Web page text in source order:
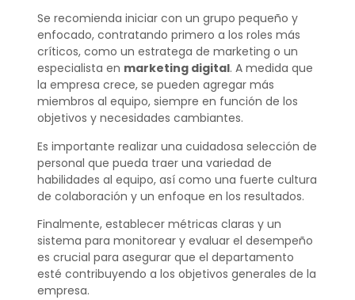
Se recomienda iniciar con un grupo pequeño y
enfocado, contratando primero a los roles más
críticos, como un estratega de marketing o un
especialista en marketing digital. A medida que
la empresa crece, se pueden agregar más
miembros al equipo, siempre en función de los
objetivos y necesidades cambiantes.
Es importante realizar una cuidadosa selección de
personal que pueda traer una variedad de
habilidades al equipo, así como una fuerte cultura
de colaboración y un enfoque en los resultados.
Finalmente, establecer métricas claras y un
sistema para monitorear y evaluar el desempeño
es crucial para asegurar que el departamento
esté contribuyendo a los objetivos generales de la
empresa.